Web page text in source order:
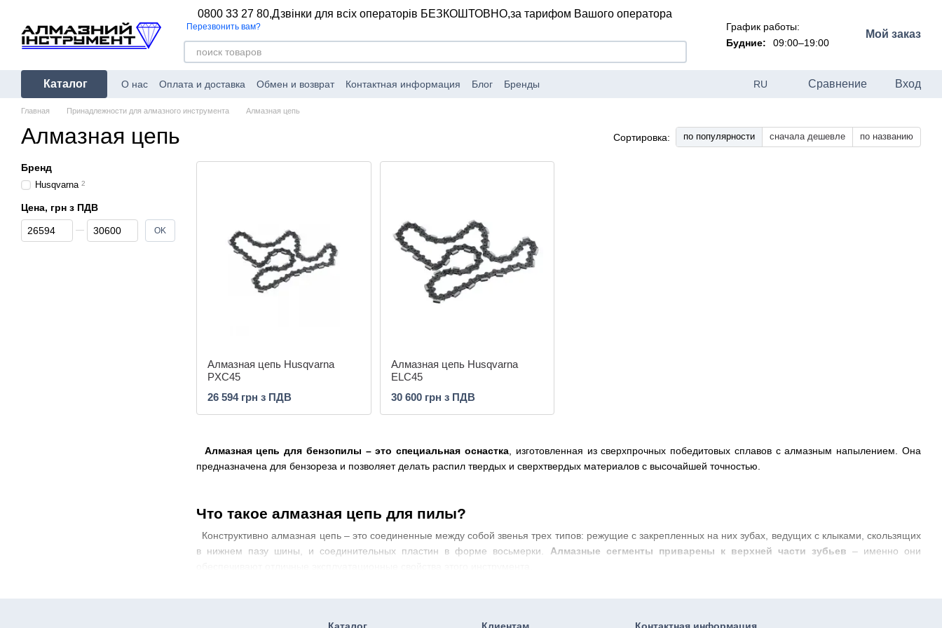
0800 33 27 80,Дзвінки для всіх операторів БЕЗКОШТОВНО,за тарифом Вашого оператора
Перезвонить вам?
График работы:
Будние:
09:00–19:00
Мой заказ
Каталог О нас Оплата и доставка Обмен и возврат Контактная информация Блог Бренды RU Сравнение Вход
Главная Принадлежности для алмазного инструмента Алмазная цепь
Алмазная цепь Сортировка: по популярности сначала дешевле по названию
Алмазная цепь для бензопилы – это специальная оснастка , изготовленная из сверхпрочных победитовых сплавов с алмазным напылением. Она
предназначена для бензореза и позволяет делать распил твердых и сверхтвердых материалов с высочайшей точностью.
Что такое алмазная цепь для пилы?
Конструктивно алмазная цепь – это соединенные между собой звенья трех типов: режущие с закрепленных на них зубах, ведущих с клыками, скользящих
в нижнем пазу шины, и соединительных пластин в форме восьмерки. Алмазные сегменты приварены к верхней части зубьев – именно они
Алмазная цепь Husqvarna
PXC45
26 594 грн з ПДВ
Алмазная цепь Husqvarna
ELC45
30 600 грн з ПДВ
Бренд
Husqvarna 2
Цена, грн з ПДВ
От Цена, грн з ПДВ
До Цена, грн з ПДВ OK